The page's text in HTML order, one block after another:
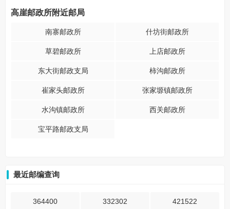
高崖邮政所附近邮局
南寨邮政所 什坊街邮政所
草碧邮政所 上店邮政所
东大街邮政支局 柿沟邮政所
崔家头邮政所 张家塬镇邮政所
水沟镇邮政所 西关邮政所
宝平路邮政支局
最近邮编查询
364400 332302 421522